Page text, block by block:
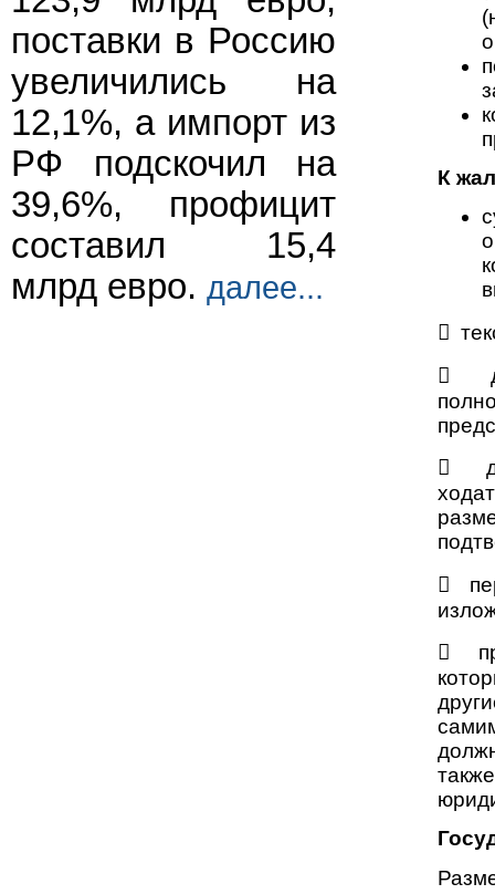
поставки в Россию
увеличились на
12,1%, а импорт из
РФ подскочил на
39,6%, профицит
составил 15,4
млрд евро. далее...
К




